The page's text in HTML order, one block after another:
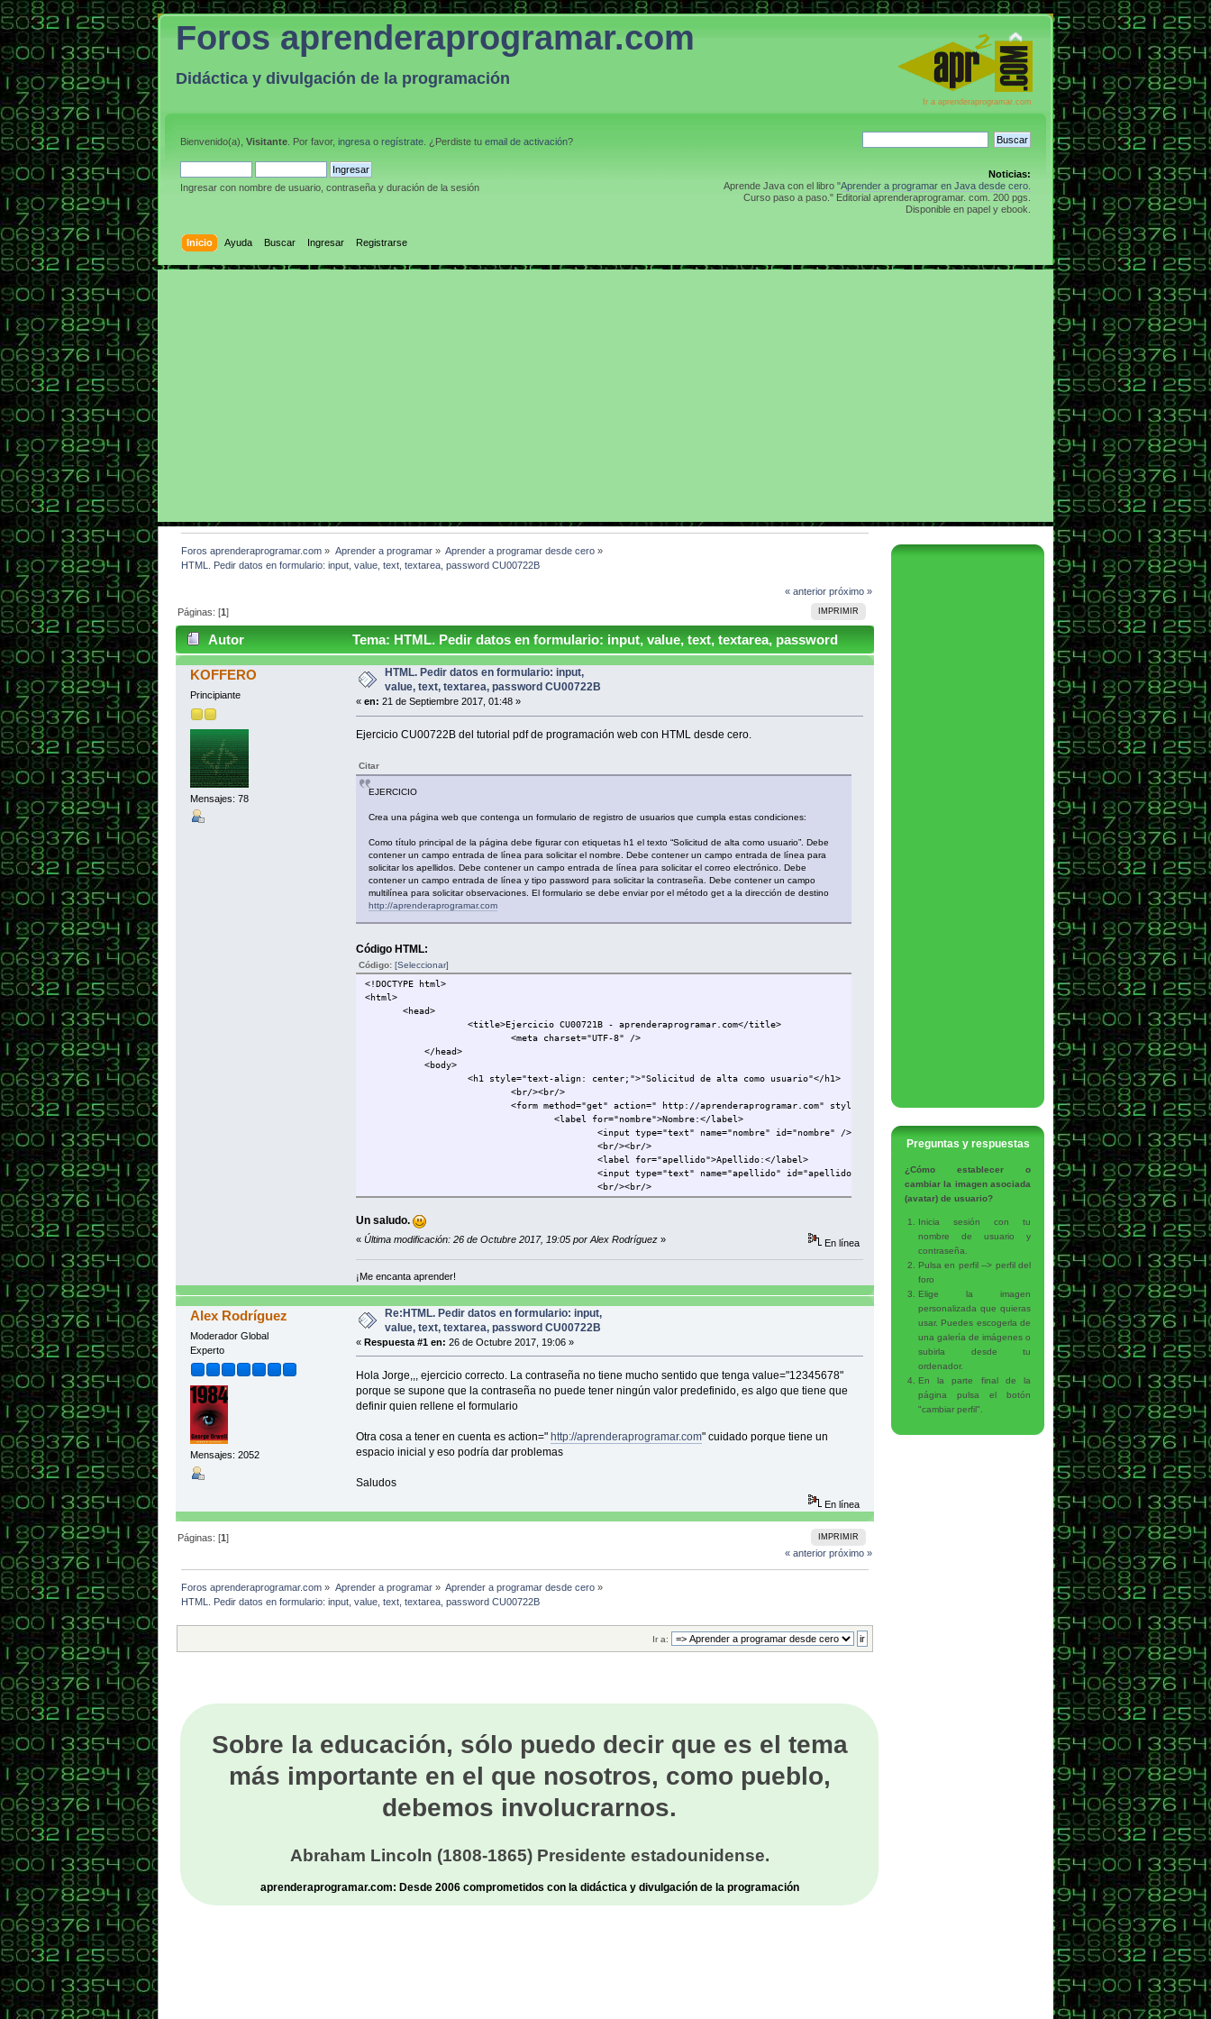
Foros aprenderaprogramar.com
Didáctica y divulgación de la programación
Ir a aprenderaprogramar.com
Bienvenido(a), Visitante . Por favor, ingresa o regístrate . ¿Perdiste tu email de activación?
Ingresar con nombre de usuario, contraseña y duración de la sesión
Noticias:
Aprende Java con el libro "Aprender a programar en Java desde cero.
Curso paso a paso." Editorial aprenderaprogramar. com. 200 pgs.
Disponible en papel y ebook.
Inicio Ayuda Buscar Ingresar Registrarse
Foros aprenderaprogramar.com » Aprender a programar» Aprender a programar desde cero»
HTML. Pedir datos en formulario: input, value, text, textarea, password CU00722B
« anterior próximo »
IMPRIMIR
Páginas: [1]
Autor
Tema: HTML. Pedir datos en formulario: input, value, text, textarea, password
CU00722B (Leído 3673 veces)
KOFFERO
Principiante
Mensajes: 78
HTML. Pedir datos en formulario: input,
value, text, textarea, password CU00722B
« en: 21 de Septiembre 2017, 01:48 »
Ejercicio CU00722B del tutorial pdf de programación web con HTML desde cero.
Citar
EJERCICIO
Crea una página web que contenga un formulario de registro de usuarios que cumpla estas condiciones:
Como título principal de la página debe figurar con etiquetas h1 el texto “Solicitud de alta como usuario”. Debe
contener un campo entrada de línea para solicitar el nombre. Debe contener un campo entrada de línea para
solicitar los apellidos. Debe contener un campo entrada de línea para solicitar el correo electrónico. Debe
contener un campo entrada de línea y tipo password para solicitar la contraseña. Debe contener un campo
multilínea para solicitar observaciones. El formulario se debe enviar por el método get a la dirección de destino
http://aprenderaprogramar.com
Código HTML:
Código: [Seleccionar]
<!DOCTYPE html>
<html>
<head>
<title>Ejercicio CU00721B - aprenderaprogramar.com</title>
<meta charset="UTF-8" />
</head>
<body>
<h1 style="text-align: center;">"Solicitud de alta como usuario"</h1>
<br/><br/>
<form method="get" action=" http://aprenderaprogramar.com" style="text-align: center;">
<label for="nombre">Nombre:</label>
<input type="text" name="nombre" id="nombre" />
<br/><br/>
<label for="apellido">Apellido:</label>
<input type="text" name="apellido" id="apellido" />
<br/><br/>
<label for="correo">Correo:</label>
<label for="clave">Contraseña:</label>
<input type="password" name="clave" id="clave" value="12345678" />
<textarea name="mensaje" cols="40" rows="4">...Escriba aquí su mensaje...</textarea>
<br/><br/>
<input type="submit" value="Enviar" />
<input type="reset" value="Cancelar" />
</form>
Un saludo.
« Última modificación: 26 de Octubre 2017, 19:05 por Alex Rodríguez» En línea
¡Me encanta aprender!
Alex Rodríguez
Moderador Global
Experto
Mensajes: 2052
Re:HTML. Pedir datos en formulario: input,
value, text, textarea, password CU00722B
« Respuesta #1 en: 26 de Octubre 2017, 19:06 »
Hola Jorge,,, ejercicio correcto. La contraseña no tiene mucho sentido que tenga value="12345678"
porque se supone que la contraseña no puede tener ningún valor predefinido, es algo que tiene que
definir quien rellene el formulario
Otra cosa a tener en cuenta es action=" http://aprenderaprogramar.com" cuidado porque tiene un
espacio inicial y eso podría dar problemas
Saludos
En línea
IMPRIMIR
Páginas: [1]
« anterior próximo »
Foros aprenderaprogramar.com » Aprender a programar» Aprender a programar desde cero»
HTML. Pedir datos en formulario: input, value, text, textarea, password CU00722B
Ir a:
Sobre la educación, sólo puedo decir que es el tema
más importante en el que nosotros, como pueblo,
debemos involucrarnos.
Abraham Lincoln (1808-1865) Presidente estadounidense.
aprenderaprogramar.com: Desde 2006 comprometidos con la didáctica y divulgación de la programación
Preguntas y respuestas
¿Cómo establecer o
cambiar la imagen asociada
(avatar) de usuario?
Inicia sesión con tu
nombre de usuario y
contraseña.
Pulsa en perfil --> perfil del
foro
Elige la imagen
personalizada que quieras
usar. Puedes escogerla de
una galería de imágenes o
subirla desde tu
ordenador.
En la parte final de la
página pulsa el botón
"cambiar perfil".